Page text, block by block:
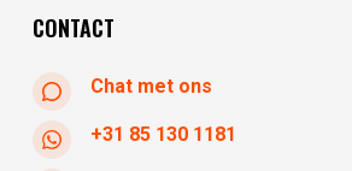
CONTACT
Chat met ons
+31 85 130 1181